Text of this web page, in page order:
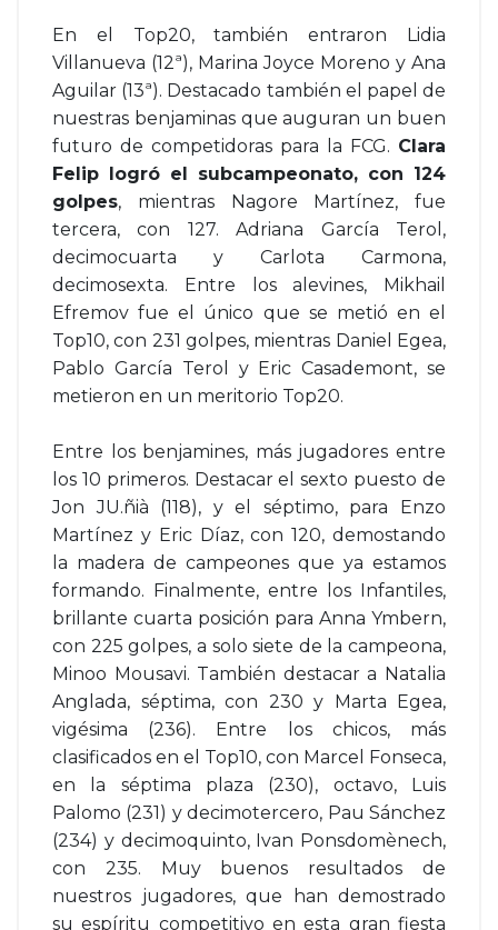
En el Top20, también entraron Lidia
Villanueva (12ª), Marina Joyce Moreno y Ana
Aguilar (13ª). Destacado también el papel de
nuestras benjaminas que auguran un buen
futuro de competidoras para la FCG. Clara
Felip logró el subcampeonato, con 124
golpes, mientras Nagore Martínez, fue
tercera, con 127. Adriana García Terol,
decimocuarta y Carlota Carmona,
decimosexta. Entre los alevines, Mikhail
Efremov fue el único que se metió en el
Top10, con 231 golpes, mientras Daniel Egea,
Pablo García Terol y Eric Casademont, se
metieron en un meritorio Top20.
Entre los benjamines, más jugadores entre
los 10 primeros. Destacar el sexto puesto de
Jon JU.ñià (118), y el séptimo, para Enzo
Martínez y Eric Díaz, con 120, demostando
la madera de campeones que ya estamos
formando. Finalmente, entre los Infantiles,
brillante cuarta posición para Anna Ymbern,
con 225 golpes, a solo siete de la campeona,
Minoo Mousavi. También destacar a Natalia
Anglada, séptima, con 230 y Marta Egea,
vigésima (236). Entre los chicos, más
clasificados en el Top10, con Marcel Fonseca,
en la séptima plaza (230), octavo, Luis
Palomo (231) y decimotercero, Pau Sánchez
(234) y decimoquinto, Ivan Ponsdomènech,
con 235. Muy buenos resultados de
nuestros jugadores, que han demostrado
su espíritu competitivo en esta gran fiesta